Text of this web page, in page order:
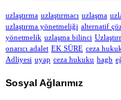
uzlaştırma uzlaştırmacı uzlaşma
uzlaştırma yönetmeliği alternatif
yönetmelik uzlaşma bilinci
onarıcı adalet EK SÜRE ceza
Adliyesi uyap ceza hukuku hagb
Sosyal Ağlarımız